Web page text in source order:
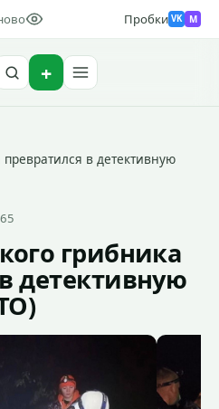
Пробки VK M
в детективную
грибника
детективную